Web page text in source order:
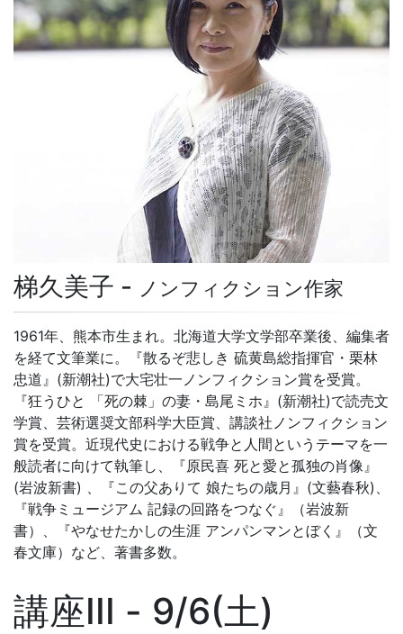
梯久美子 - ノンフィクション作家
1961年、熊本市生まれ。北海道大学文学部卒業後、編集者
を経て文筆業に。『散るぞ悲しき 硫黄島総指揮官・栗林
忠道』(新潮社)で大宅壮一ノンフィクション賞を受賞。
『狂うひと 「死の棘」の妻・島尾ミホ』(新潮社)で読売文
学賞、芸術選奨文部科学大臣賞、講談社ノンフィクション
賞を受賞。近現代史における戦争と人間というテーマを一
般読者に向けて執筆し、『原民喜 死と愛と孤独の肖像』
(岩波新書) 、『この父ありて 娘たちの歳月』(文藝春秋)、
『戦争ミュージアム 記録の回路をつなぐ』（岩波新
書）、『やなせたかしの生涯 アンパンマンとぼく』（文
春文庫）など、著書多数。
講座III - 9/6(土)